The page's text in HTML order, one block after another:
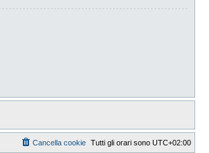
Tutti gli orari sono UTC+02:00
Cancella cookie